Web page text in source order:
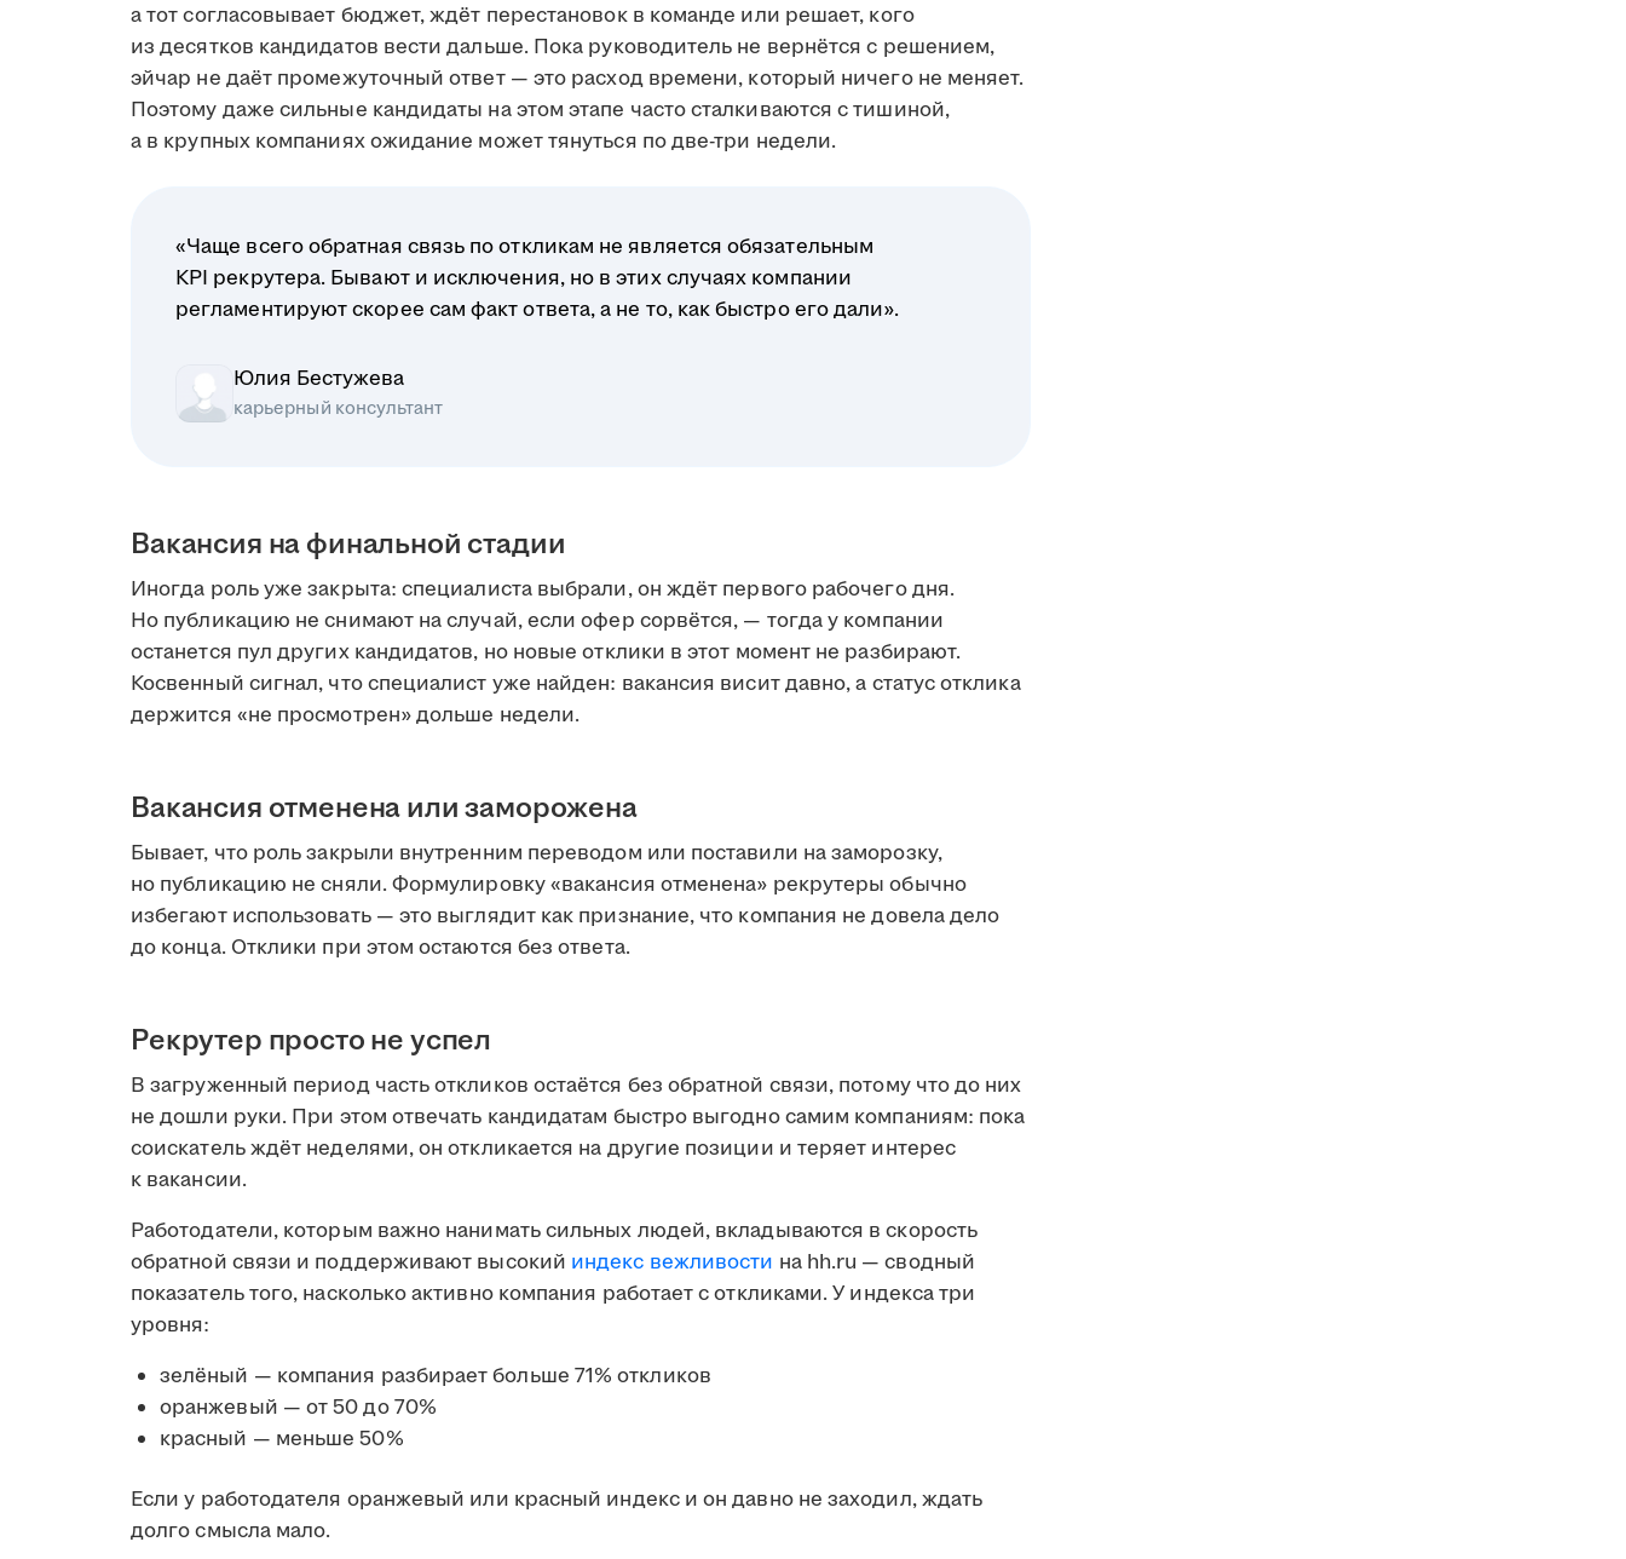
а тот согласовывает бюджет, ждёт перестановок в команде или решает, кого
из десятков кандидатов вести дальше. Пока руководитель не вернётся с решением,
эйчар не даёт промежуточный ответ — это расход времени, который ничего не меняет.
Поэтому даже сильные кандидаты на этом этапе часто сталкиваются с тишиной,
а в крупных компаниях ожидание может тянуться по две-три недели.
«Чаще всего обратная связь по откликам не является обязательным
KPI рекрутера. Бывают и исключения, но в этих случаях компании
регламентируют скорее сам факт ответа, а не то, как быстро его дали».
Юлия Бестужева
карьерный консультант
Вакансия на финальной стадии
Иногда роль уже закрыта: специалиста выбрали, он ждёт первого рабочего дня.
Но публикацию не снимают на случай, если офер сорвётся, — тогда у компании
останется пул других кандидатов, но новые отклики в этот момент не разбирают.
Косвенный сигнал, что специалист уже найден: вакансия висит давно, а статус отклика
держится «не просмотрен» дольше недели.
Вакансия отменена или заморожена
Бывает, что роль закрыли внутренним переводом или поставили на заморозку,
но публикацию не сняли. Формулировку «вакансия отменена» рекрутеры обычно
избегают использовать — это выглядит как признание, что компания не довела дело
до конца. Отклики при этом остаются без ответа.
Рекрутер просто не успел
В загруженный период часть откликов остаётся без обратной связи, потому что до них
не дошли руки. При этом отвечать кандидатам быстро выгодно самим компаниям: пока
соискатель ждёт неделями, он откликается на другие позиции и теряет интерес
к вакансии.
Работодатели, которым важно нанимать сильных людей, вкладываются в скорость
обратной связи и поддерживают высокий индекс вежливости на hh.ru — сводный
показатель того, насколько активно компания работает с откликами. У индекса три
уровня:
зелёный — компания разбирает больше 71% откликов
оранжевый — от 50 до 70%
красный — меньше 50%
Если у работодателя оранжевый или красный индекс и он давно не заходил, ждать
долго смысла мало.